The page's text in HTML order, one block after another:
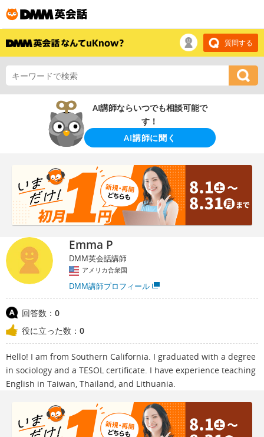
質問する
AI講師ならいつでも相談可能で
す！
AI講師に聞く
Emma P
DMM英会話講師
アメリカ合衆国
DMM講師プロフィール
回答数： 0
役に立った数： 0
Hello! I am from Southern California. I graduated with a degree
in sociology and a TESOL certificate. I have experience teaching
English in Taiwan, Thailand, and Lithuania.